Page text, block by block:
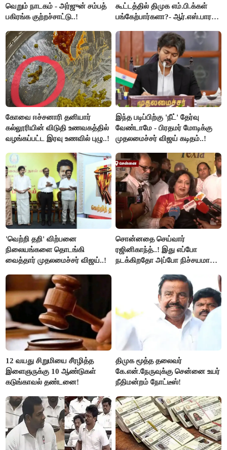
வெறும் நாடகம் - அர்ஜுன் சம்பத்
பகிரங்க குற்றச்சாட்டு..!
கூட்டத்தில் திமுக எம்.பி.க்கள்
பங்கேற்பார்களா?- ஆர்.எஸ்.பாரதி
கோவை ஈச்சனாரி தனியார்
கல்லூரியின் விடுதி உணவகத்தில்
வழங்கப்பட்ட இரவு உணவில் புழு..!
இந்த படிப்பிற்கு 'நீட்' தேர்வு
வேண்டாமே - பிரதமர் மோடிக்கு
முதலமைச்சர் விஜய் கடிதம்..!
'வெற்றி தறி' விற்பனை
நிலையங்களை தொடங்கி
வைத்தார் முதலமைச்சர் விஜய்..!
சொன்னதை செய்வார்
ரஜினிகாந்த்..! இது எப்போ
நடக்கிறதோ அப்போ நிச்சயமாக
ரஜினிகாந்த்..!
12 வயது சிறுமியை சீரழித்த
இளைஞருக்கு 10 ஆண்டுகள்
கடுங்காவல் தண்டனை!
திமுக மூத்த தலைவர்
கே.என்.நேருவுக்கு சென்னை உயர்
நீதிமன்றம் நோட்டீஸ்!